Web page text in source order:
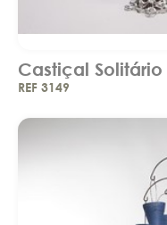
Castiçal
REF 3149